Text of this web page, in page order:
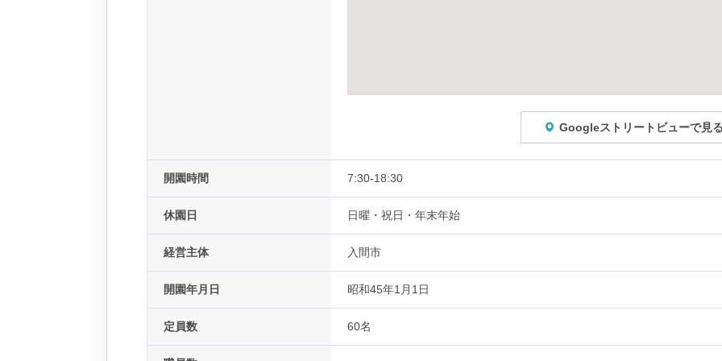
Googleストリートビューで見
開園時間 7:30-18:30
休園日 日曜・祝日・年末年始
経営主体 入間市
開園年月日 昭和45年1月1日
定員数 60名